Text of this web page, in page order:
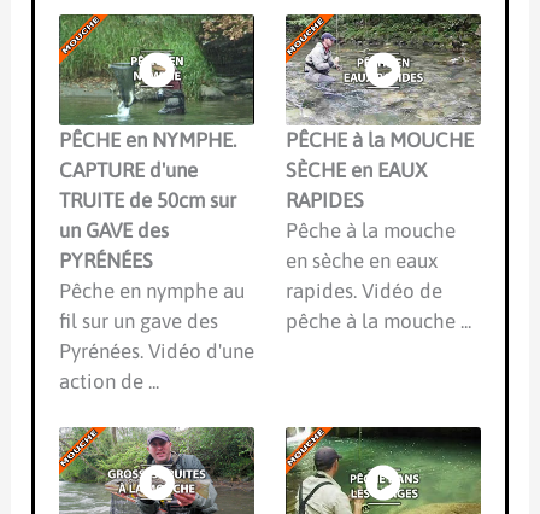
PÊCHE en NYMPHE.
CAPTURE d'une
TRUITE de 50cm sur
un GAVE des
PYRÉNÉES
Pêche en nymphe au
fil sur un gave des
Pyrénées. Vidéo d'une
action de ...
PÊCHE à la MOUCHE
SÈCHE en EAUX
RAPIDES
Pêche à la mouche
en sèche en eaux
rapides. Vidéo de
pêche à la mouche ...